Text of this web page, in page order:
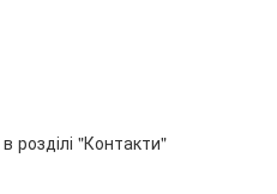
в розділі "Контакти"